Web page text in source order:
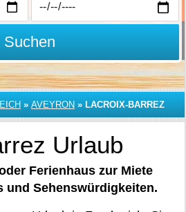
Suchen
» AVEYRON » LACROIX-BARREZ
Urlaub
Ferienhaus zur Miete
und Sehenswürdigkeiten.